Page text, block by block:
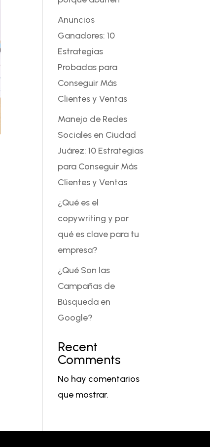
Anuncios
Ganadores: 10
Estrategias
Probadas para
Conseguir Más
Clientes y Ventas
Manejo de Redes
Sociales en Ciudad
Juárez: 10 Estrategias
para Conseguir Más
Clientes y Ventas
¿Qué es el
copywriting y por
qué es clave para tu
empresa?
¿Qué Son las
Campañas de
Búsqueda en
Google?
Recent
Comments
No hay comentarios
que mostrar.